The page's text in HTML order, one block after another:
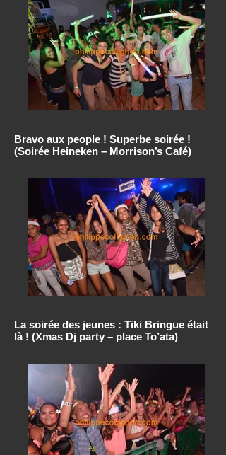
Bravo aux people ! Superbe soirée !
(Soirée Heineken – Morrison’s Café)
La soirée des jeunes : Tiki Bringue était
là ! (Xmas Dj party – place To’ata)